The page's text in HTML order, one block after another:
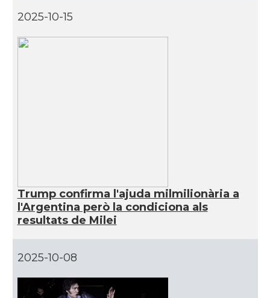
2025-10-15
Trump confirma l'ajuda milmilionària a
l'Argentina però la condiciona als
resultats de Milei
2025-10-08